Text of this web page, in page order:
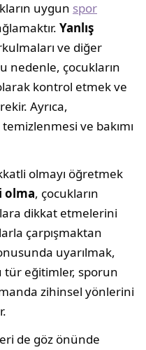
uygun spor
Yanlış
ve diğer
nedenle, çocukların
kontrol etmek ve
Ayrıca,
ve bakımı
olmayı öğretmek
olma, çocukların
dikkat etmelerini
çarpışmaktan
uyarılmak,
tür eğitimler, sporun
zihinsel yönlerini
de göz önünde